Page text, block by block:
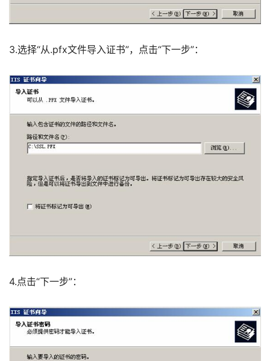
3.选择“从.pfx文件导入证书”，点击“下一步”：
4.点击“下一步”：